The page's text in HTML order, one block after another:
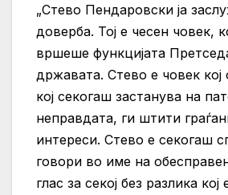
„Стево Пендаровски ја
доверба. Тој е чесен човек,
вршеше функцијата
државата. Стево е човек
кој секогаш застанува на
неправдата, ги штити
интереси. Стево е секогаш
говори во име на
глас за секој без разлика